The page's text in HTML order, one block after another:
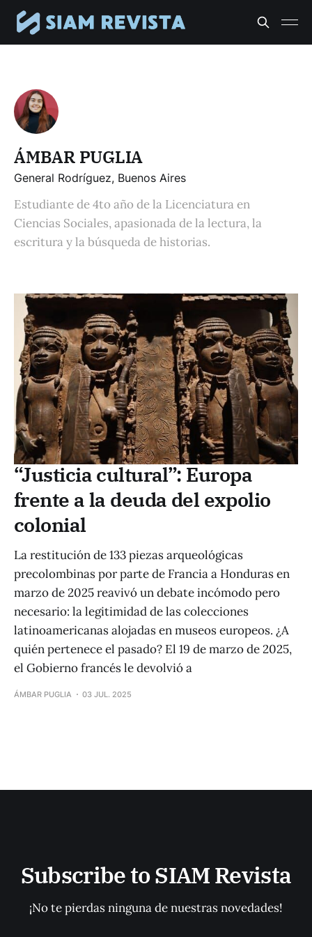
ÁMBAR PUGLIA
General Rodríguez, Buenos Aires
Estudiante de 4to año de la Licenciatura en
Ciencias Sociales, apasionada de la lectura, la
escritura y la búsqueda de historias.
“Justicia cultural”: Europa
frente a la deuda del expolio
colonial
La restitución de 133 piezas arqueológicas
precolombinas por parte de Francia a Honduras en
marzo de 2025 reavivó un debate incómodo pero
necesario: la legitimidad de las colecciones
latinoamericanas alojadas en museos europeos. ¿A
quién pertenece el pasado? El 19 de marzo de 2025,
el Gobierno francés le devolvió a
ÁMBAR PUGLIA 03 JUL. 2025
Subscribe to SIAM Revista
¡No te pierdas ninguna de nuestras novedades!